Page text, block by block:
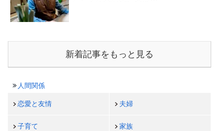
新着記事をもっと見る
人間関係
恋愛と友情 夫婦
子育て 家族